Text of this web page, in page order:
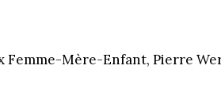
Femme-Mère-Enfant, Pierre